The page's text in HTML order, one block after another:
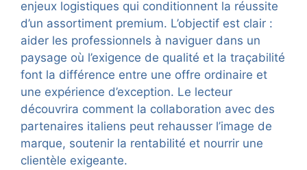
enjeux logistiques qui conditionnent la réussite
d’un assortiment premium. L’objectif est clair :
aider les professionnels à naviguer dans un
paysage où l’exigence de qualité et la traçabilité
font la différence entre une offre ordinaire et
une expérience d’exception. Le lecteur
découvrira comment la collaboration avec des
partenaires italiens peut rehausser l’image de
marque, soutenir la rentabilité et nourrir une
clientèle exigeante.